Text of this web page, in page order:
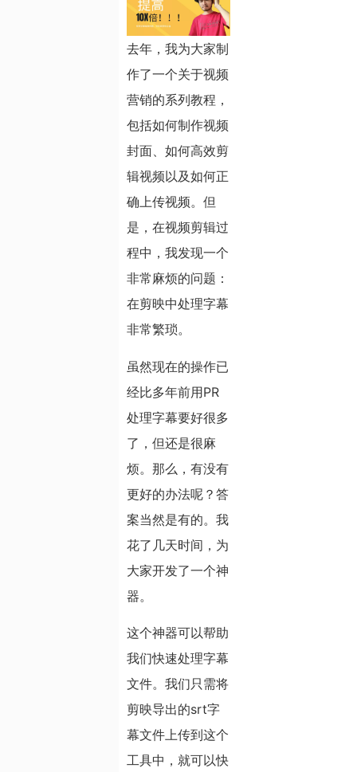
去年，我为大家制
作了一个关于视频
营销的系列教程，
包括如何制作视频
封面、如何高效剪
辑视频以及如何正
确上传视频。但
是，在视频剪辑过
程中，我发现一个
非常麻烦的问题：
在剪映中处理字幕
非常繁琐。
虽然现在的操作已
经比多年前用PR
处理字幕要好很多
了，但还是很麻
烦。那么，有没有
更好的办法呢？答
案当然是有的。我
花了几天时间，为
大家开发了一个神
器。
这个神器可以帮助
我们快速处理字幕
文件。我们只需将
剪映导出的srt字
幕文件上传到这个
工具中，就可以快